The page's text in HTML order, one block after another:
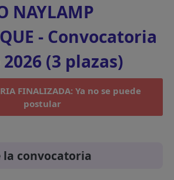
NAYLAMP
- Convocatoria
2026 (3 plazas)
FINALIZADA: Ya no se puede
postular
la convocatoria